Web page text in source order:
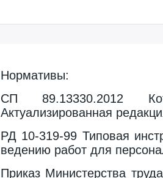
Нормативы:
СП 89.13330.2012
Актуализированная
РД 10-319-99 Типовая
ведению работ для
Приказ Министерства